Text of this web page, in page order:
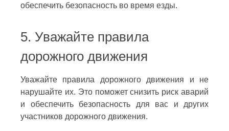
обеспечить безопасность во время езды.
5. Уважайте правила
дорожного движения
Уважайте правила дорожного движения и не
нарушайте их. Это поможет снизить риск аварий
и обеспечить безопасность для вас и других
участников дорожного движения.